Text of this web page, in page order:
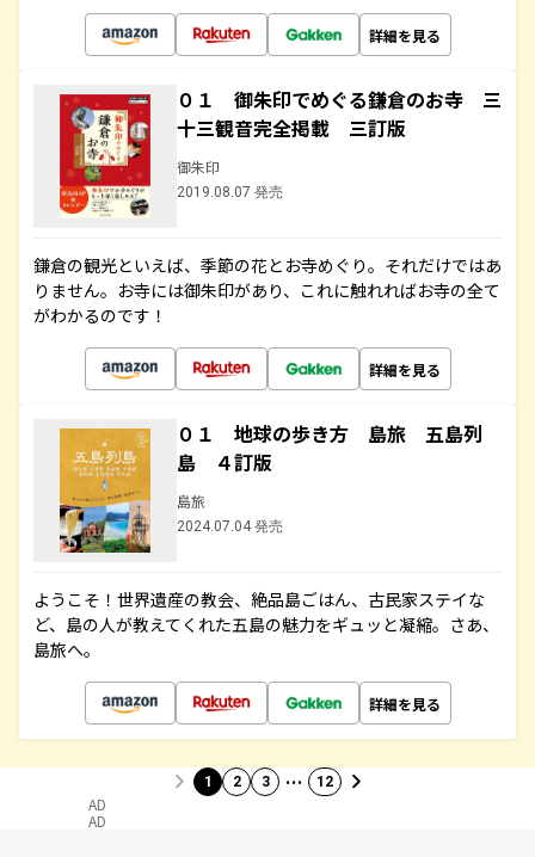
詳細を見る
０１ 御朱印でめぐる鎌倉のお寺 三
十三観音完全掲載 三訂版
御朱印
2019.08.07 発売
鎌倉の観光といえば、季節の花とお寺めぐり。それだけではあ
りません。お寺には御朱印があり、これに触れればお寺の全て
がわかるのです！
詳細を見る
０１ 地球の歩き方 島旅 五島列
島 ４訂版
島旅
2024.07.04 発売
ようこそ！世界遺産の教会、絶品島ごはん、古民家ステイな
ど、島の人が教えてくれた五島の魅力をギュッと凝縮。さあ、
島旅へ。
詳細を見る
1 2 3 … 12
AD
AD